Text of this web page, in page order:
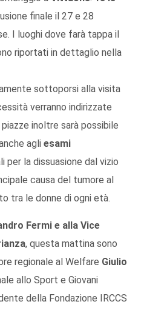
finale il 27 e 28
I luoghi dove farà tappa il
riportati in dettaglio nella
sottoporsi alla visita
verranno indirizzate
inoltre sarà possibile
agli esami
per la dissuasione dal vizio
causa del tumore al
tra le donne di ogni età.
Fermi e alla Vice
, questa mattina sono
regionale al Welfare Giulio
allo Sport e Giovani
della Fondazione IRCCS